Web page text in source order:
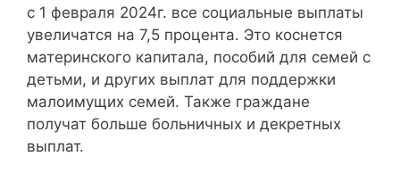
с 1 февраля 2024г. все социальные выплаты
увеличатся на 7,5 процента. Это коснется
материнского капитала, пособий для семей с
детьми, и других выплат для поддержки
малоимущих семей. Также граждане
получат больше больничных и декретных
выплат.